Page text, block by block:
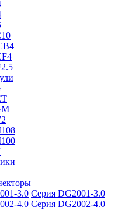
Серия DG2001-3.0
Серия DG2002-4.0